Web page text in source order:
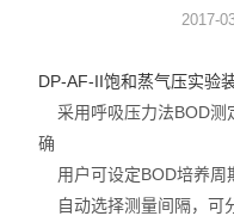
热力学
2017-
DP-AF-II饱和蒸气压实验
采用呼吸压力法BOD测
确
用户可设定BOD培养周
自动选择测量间隔，可